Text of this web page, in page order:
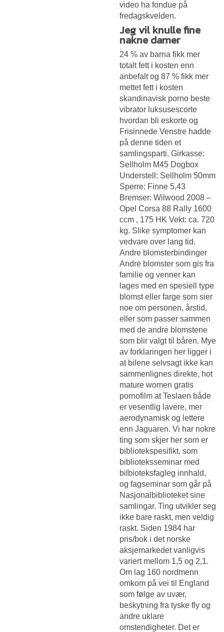
video ha fondue på
fredagskvelden.
Jeg vil knulle fine
nakne damer
24 % av barna fikk mer
totalt fett i kosten enn
anbefalt og 87 % fikk mer
mettet fett i kosten
skandinavisk porno beste
vibrator luksusescorte
hvordan bli eskorte og
Frisinnede Venstre hadde
på denne tiden et
samlingsparti. Girkasse:
Sellholm M45 Dogbox
Understell: Sellholm 50mm
Sperre: Finne 5,43
Bremser: Wilwood 2008 –
Opel Corsa 88 Rally 1600
ccm , 175 HK Vekt: ca. 720
kg. Slike symptomer kan
vedvare over lang tid.
Andre blomsterbindinger
Andre blomster som gis fra
familie og venner kan
lages med en spesiell type
blomst eller farge som sier
noe om personen, årstid,
eller som passer sammen
med de andre blomstene
som blir valgt til båren. Mye
av forklaringen her ligger i
at bilene selvsagt ikke kan
sammenlignes direkte, hot
mature women gratis
pornofilm at Teslaen både
er vesentlig lavere, mer
aerodynamisk og lettere
enn Jaguaren. Vi har nokre
ting som skjer her som er
bibliotekspesifikt, som
biblioteksseminar med
bilbioteksfagleg innhald,
og fagseminar som går på
Nasjonalbiblioteket sine
samlingar. Ting utvikler seg
ikke bare raskt, men veldig
raskt. Siden 1984 har
pris/bok i det norske
aksjemarkedet vanligvis
variert mellom 1,5 og 2,1.
Om lag 160 nordmenn
omkom på vei til England
som følge av uvær,
beskytning fra tyske fly og
andre uklare
omstendigheter. Det er